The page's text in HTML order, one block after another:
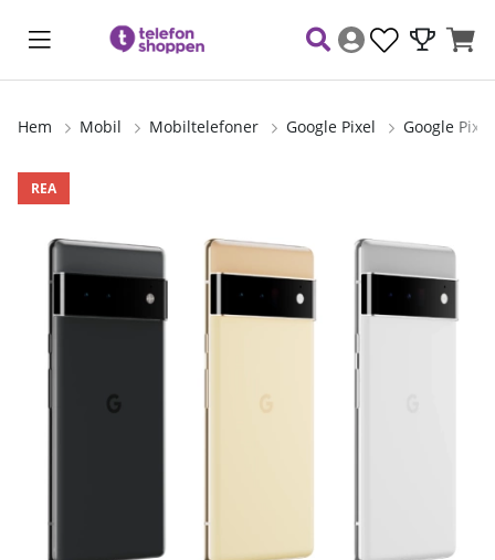
Hem Mobil Mobiltelefoner Google Pixel Google
REA
Produktbilder